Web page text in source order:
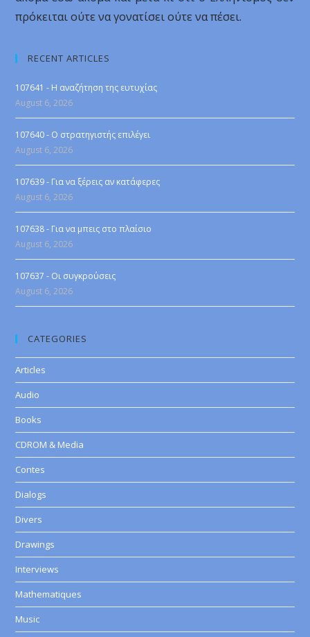
πρόκειται ούτε να γονατίσει ούτε να πέσει.
RECENT ARTICLES
107641 - Η αναζήτηση της ευτυχίας
August 6, 2026
107640 - Ο στρατηγιστής επιλέγει
August 6, 2026
107639 - Για να ξέρεις αν κατάφερες
August 6, 2026
107638 - Για να μπεις στο πλαίσιο
August 6, 2026
107637 - Οι συγκρούσεις
August 6, 2026
CATEGORIES
Articles
Audio
Books
CDROM & Media
Contes
Dialogs
Divers
Drawings
Interviews
Mathematiques
Music